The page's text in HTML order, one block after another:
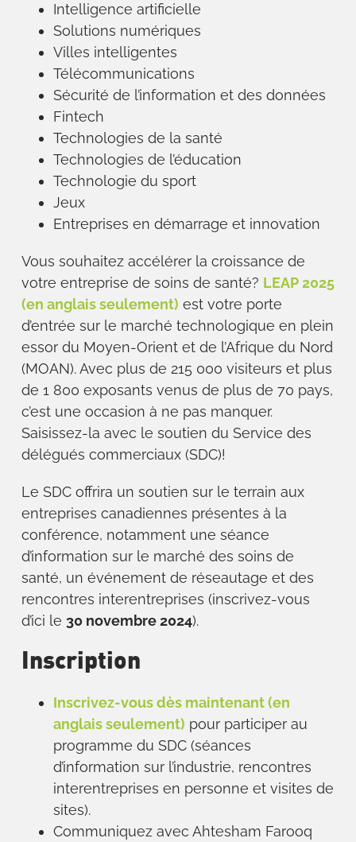
Intelligence artificielle
Solutions numériques
Villes intelligentes
Télécommunications
Sécurité de l’information et des données
Fintech
Technologies de la santé
Technologies de l’éducation
Technologie du sport
Jeux
Entreprises en démarrage et innovation
Vous souhaitez accélérer la croissance de
votre entreprise de soins de santé? LEAP 2025
(en anglais seulement) est votre porte
d’entrée sur le marché technologique en plein
essor du Moyen-Orient et de l’Afrique du Nord
(MOAN). Avec plus de 215 000 visiteurs et plus
de 1 800 exposants venus de plus de 70 pays,
c’est une occasion à ne pas manquer.
Saisissez-la avec le soutien du Service des
délégués commerciaux (SDC)!
Le SDC offrira un soutien sur le terrain aux
entreprises canadiennes présentes à la
conférence, notamment une séance
d’information sur le marché des soins de
santé, un événement de réseautage et des
rencontres interentreprises (inscrivez-vous
d’ici le 30 novembre 2024).
Inscription
Inscrivez-vous dès maintenant (en
anglais seulement) pour participer au
programme du SDC (séances
d’information sur l’industrie, rencontres
interentreprises en personne et visites de
sites).
Communiquez avec Ahtesham Farooq